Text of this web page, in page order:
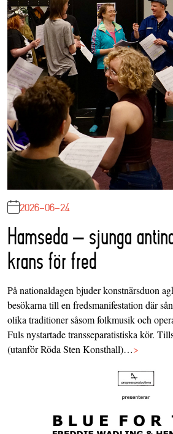
2026-06-24
Hamseda – sjunga
krans för fred
På nationaldagen bjuder konstnärsduon
besökarna till en fredsmanifestation där
olika traditioner såsom folkmusik och
Fuls nystartade transseparatistiska kör.
(utanför Röda Sten Konsthall)…>